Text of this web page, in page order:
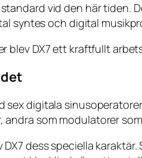
vid den här tiden.
syntes och digital
blev DX7 ett kraftfullt
sex digitala
andra som modulatorer
dess speciella